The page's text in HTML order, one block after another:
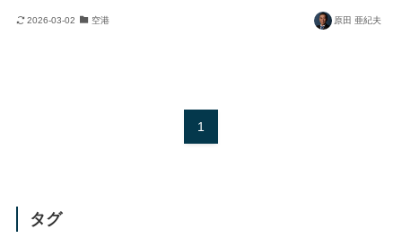
2026-03-02 空港 原田 亜紀夫
1
タグ